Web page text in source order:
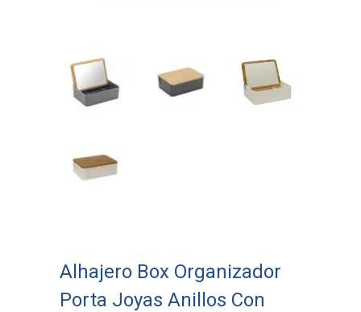
Alhajero Box Organizador
Porta Joyas Anillos Con